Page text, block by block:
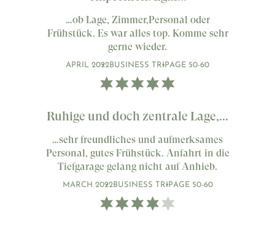
…ob Lage, Zimmer,Personal oder
Frühstück. Es war alles top. Komme sehr
gerne wieder.
APRIL 2022BUSINESS TRIPAGE 50-60
Ruhige und doch zentrale Lage,...
…sehr freundliches und aufmerksames
Personal, gutes Frühstück. Anfahrt in die
Tiefgarage gelang nicht auf Anhieb.
MARCH 2022BUSINESS TRIPAGE 50-60